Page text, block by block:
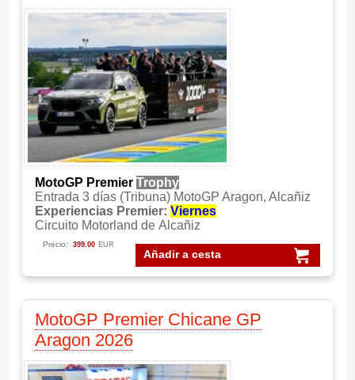
MotoGP Premier Trophy
Entrada 3 días (Tribuna) MotoGP Aragon, Alcañiz
Experiencias Premier: Viernes
Circuito Motorland de Alcañiz
Añadir a cesta
Precio: 399.00 EUR
MotoGP Premier Chicane GP
Aragon 2026